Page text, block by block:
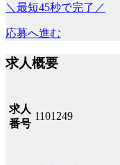
＼最短45秒で完了／
応募へ進む
求人概要
求人
番号
1101249